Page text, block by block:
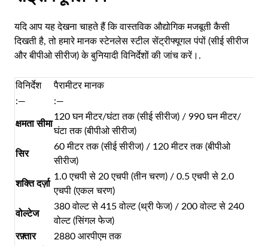
यदि आप यह देखना चाहते हैं कि वास्तविक औद्योगिक मजबूती कैसी
दिखती है, तो हमारे मानक स्टेनलेस स्टील सेंट्रीफ्यूगल पंपों (सीई सीरीज
और बीपीओ सीरीज) के बुनियादी विनिर्देशों की जांच करें।.
विनिर्देश
पैरामीटर मानक
:—
:—
क्षमता सीमा
120 घन मीटर/घंटा तक (सीई सीरीज) / 990 घन मीटर/
घंटा तक (बीपीओ सीरीज)
सिर
60 मीटर तक (सीई सीरीज) / 120 मीटर तक (बीपीओ
सीरीज)
शक्ति दर्ज़ा
1.0 एचपी से 20 एचपी (तीन चरण) / 0.5 एचपी से 2.0
एचपी (एकल चरण)
वोल्टेज
380 वोल्ट से 415 वोल्ट (थ्री फेज) / 200 वोल्ट से 240
वोल्ट (सिंगल फेज)
रफ़्तार
2880 आरपीएम तक